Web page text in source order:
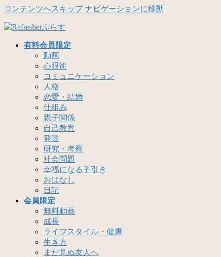
コンテンツへスキップ ナビゲーションに移動
有料会員限定
動画
心眼術
コミュニケーション
人格
恋愛・結婚
仕組み
親子関係
自己教育
発達
研究・考察
社会問題
幸福になる手引き
おはなし
日記
会員限定
無料動画
成長
ライフスタイル・健康
生き方
まだ見ぬ友人へ